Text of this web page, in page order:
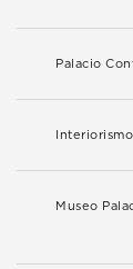
Palacio
Interiorismo
Museo